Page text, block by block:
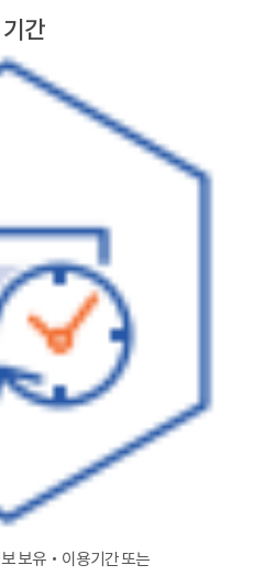
간
보유‧이용기간 또는